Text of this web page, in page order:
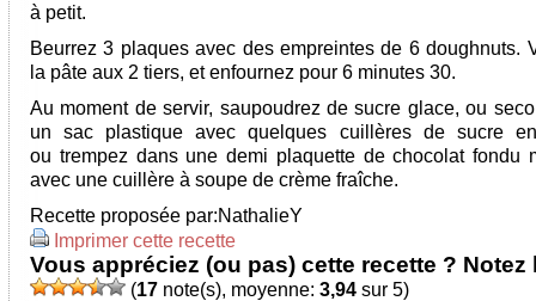
à petit.
Beurrez 3 plaques avec des empreintes de 6 doughnuts.
la pâte aux 2 tiers, et enfournez pour 6 minutes 30.
Au moment de servir, saupoudrez de sucre glace, ou
un sac plastique avec quelques cuillères de sucre
ou trempez dans une demi plaquette de chocolat fondu
avec une cuillère à soupe de crème fraîche.
Recette proposée par:NathalieY
Imprimer cette recette
Vous appréciez (ou pas) cette recette ? Notez
(17 note(s), moyenne: 3,94 sur 5)